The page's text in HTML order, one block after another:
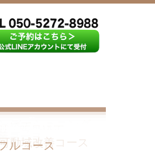
コース
コース
動域改善コース
ルコース